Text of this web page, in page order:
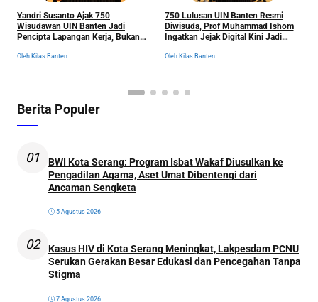
Yandri Susanto Ajak 750
Wisudawan UIN Banten Jadi
Pencipta Lapangan Kerja, Bukan
Oleh Kilas Banten
750 Lulusan UIN Banten Resmi
Diwisuda, Prof Muhammad Ishom
Ingatkan Jejak Digital Kini Jadi
Oleh Kilas Banten
Berita Populer
01
BWI Kota Serang: Program Isbat Wakaf Diusulkan ke
Pengadilan Agama, Aset Umat Dibentengi dari
Ancaman Sengketa
5 Agustus 2026
02
Kasus HIV di Kota Serang Meningkat, Lakpesdam PCNU
Serukan Gerakan Besar Edukasi dan Pencegahan Tanpa
Stigma
7 Agustus 2026